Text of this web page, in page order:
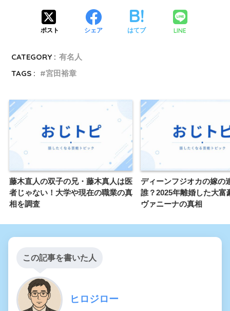
ポスト シェア はてブ LINE
CATEGORY : 有名人
TAGS :
宮田裕章
藤木直人の双子の兄・藤木真人は医
者じゃない！大学や現在の職業の真
相を調査
ディーンフジオカの嫁の
誰？2025年離婚した大富
ヴァニーナの真相
この記事を書いた人
ヒロジロー